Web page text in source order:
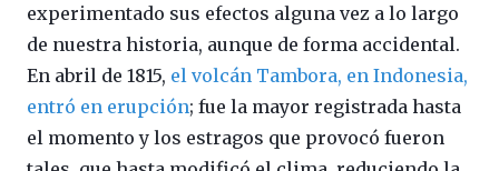
experimentado sus efectos alguna vez a lo largo
de nuestra historia, aunque de forma accidental.
En abril de 1815, el volcán Tambora, en Indonesia,
entró en erupción; fue la mayor registrada hasta
el momento y los estragos que provocó fueron